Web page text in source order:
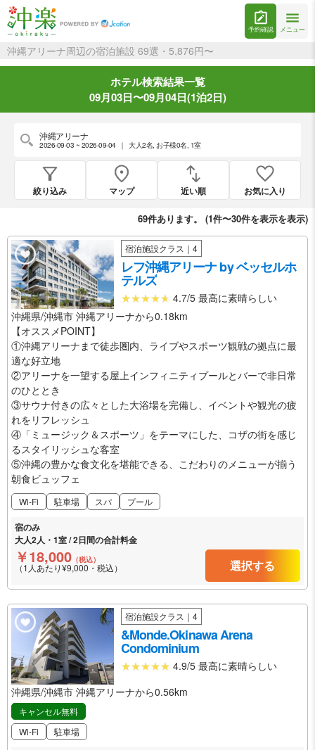
予約確認 メニュー
沖縄アリーナ周辺の宿泊施設 69選・5,876円〜
ホテル検索結果一覧
09月03日〜09月04日(1泊2日)
沖縄アリーナ
2026-09-03 ~ 2026-09-04 ｜ 大人2名, お子様0名, 1室
絞り込み マップ 近い順 お気に入り
69件あります。 (1件〜30件を表示を表示)
宿泊施設クラス｜4
レフ沖縄アリーナ by ベッセルホ
テルズ
4.7/5 最高に素晴らしい
沖縄県/沖縄市 沖縄アリーナから0.18km
【オススメPOINT】
①沖縄アリーナまで徒歩圏内、ライブやスポーツ観戦の拠点に最
適な好立地
②アリーナを一望する屋上インフィニティプールとバーで非日常
のひととき
③サウナ付きの広々とした大浴場を完備し、イベントや観光の疲
れをリフレッシュ
④「ミュージック＆スポーツ」をテーマにした、コザの街を感じ
るスタイリッシュな客室
⑤沖縄の豊かな食文化を堪能できる、こだわりのメニューが揃う
朝食ビュッフェ
Wi-Fi 駐車場 スパ プール
宿のみ
大人2人・1室 / 2日間の合計料金
￥18,000 （税込）
（1人あたり¥9,000・税込） 選択する
宿泊施設クラス｜4
&Monde.Okinawa Arena
Condominium
4.9/5 最高に素晴らしい
沖縄県/沖縄市 沖縄アリーナから0.56km
キャンセル無料
Wi-Fi
駐車場